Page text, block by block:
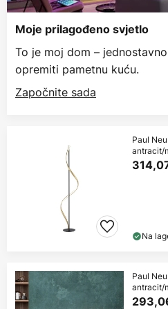
Moje prilagođeno svjetlo
To je moj dom –
opremiti pametnu kuću.
Započnite sada
Paul
antracit/
Na
Paul
antracit/